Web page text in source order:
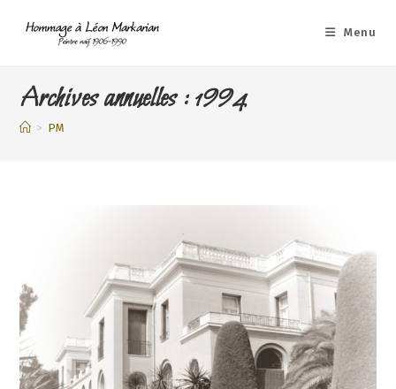
Menu
Archives annuelles : 1994
> PM